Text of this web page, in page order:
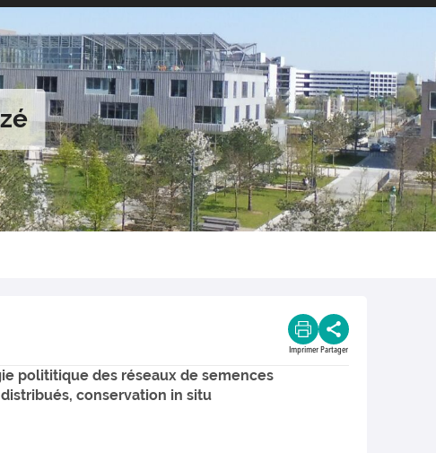
Imprimer Partager
polititique des réseaux de semences
conservation in situ